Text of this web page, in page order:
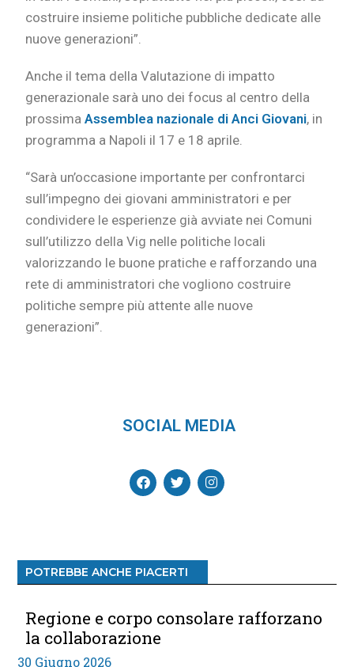
costruire insieme politiche pubbliche dedicate alle
nuove generazioni”.
Anche il tema della Valutazione di impatto
generazionale sarà uno dei focus al centro della
prossimaAssemblea nazionale di Anci Giovani, in
programma a Napoli il 17 e 18 aprile.
“Sarà un’occasione importante per confrontarci
sull’impegno dei giovani amministratori e per
condividere le esperienze già avviate nei Comuni
sull’utilizzo della Vig nelle politiche locali
valorizzando le buone pratiche e rafforzando una
rete di amministratori che vogliono costruire
politiche sempre più attente alle nuove
generazioni”.
SOCIAL MEDIA
POTREBBE ANCHE PIACERTI
Regione e corpo consolare rafforzano
la collaborazione
30 Giugno 2026